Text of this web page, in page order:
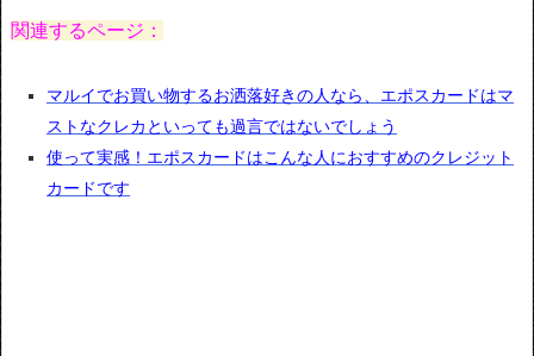
関連するページ：
マルイでお買い物するお洒落好きの人なら、エポスカードはマ
ストなクレカといっても過言ではないでしょう
使って実感！エポスカードはこんな人におすすめのクレジット
カードです